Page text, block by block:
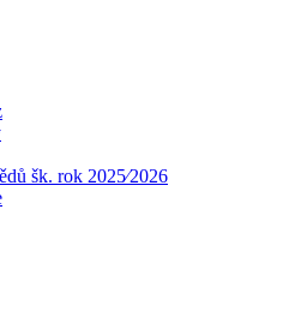
šk. rok 2025⁄2026